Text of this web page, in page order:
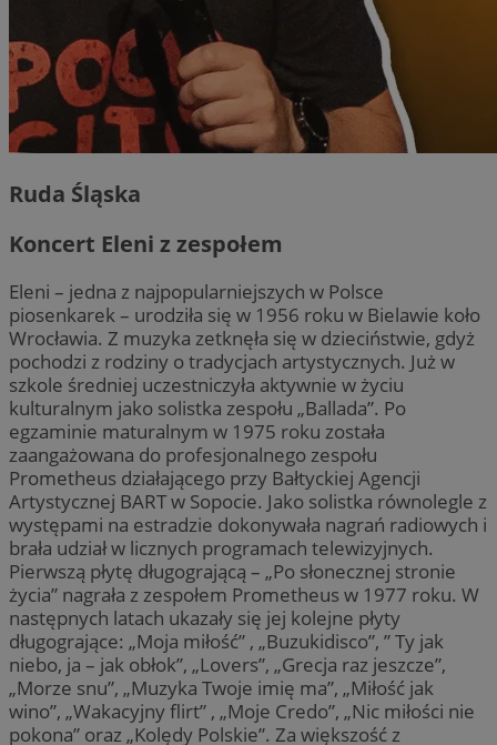
Ruda Śląska
Koncert Eleni z zespołem
Eleni – jedna z najpopularniejszych w Polsce
piosenkarek – urodziła się w 1956 roku w Bielawie koło
Wrocławia. Z muzyka zetknęła się w dzieciństwie, gdyż
pochodzi z rodziny o tradycjach artystycznych. Już w
szkole średniej uczestniczyła aktywnie w życiu
kulturalnym jako solistka zespołu „Ballada”. Po
egzaminie maturalnym w 1975 roku została
zaangażowana do profesjonalnego zespołu
Prometheus działającego przy Bałtyckiej Agencji
Artystycznej BART w Sopocie. Jako solistka równolegle z
występami na estradzie dokonywała nagrań radiowych i
brała udział w licznych programach telewizyjnych.
Pierwszą płytę długogrającą – „Po słonecznej stronie
życia” nagrała z zespołem Prometheus w 1977 roku. W
następnych latach ukazały się jej kolejne płyty
długogrające: „Moja miłość” , „Buzukidisco”, ” Ty jak
niebo, ja – jak obłok”, „Lovers”, „Grecja raz jeszcze”,
„Morze snu”, „Muzyka Twoje imię ma”, „Miłość jak
wino”, „Wakacyjny flirt” , „Moje Credo”, „Nic miłości nie
pokona” oraz „Kolędy Polskie”. Za większość z